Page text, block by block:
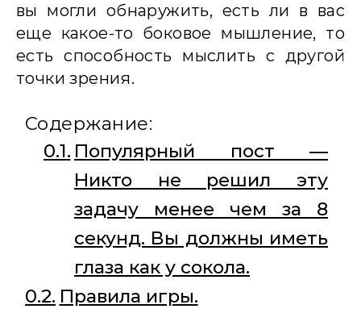
вы могли обнаружить, есть ли в вас
еще какое-то боковое мышление, то
есть способность мыслить с другой
точки зрения.
Содержание:
Популярный пост —
Никто не решил эту
задачу менее чем за 8
секунд. Вы должны иметь
глаза как у сокола.
Правила игры.